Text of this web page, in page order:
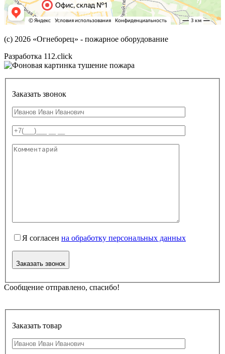
(с) 2026 «Огнеборец» - пожарное оборудование
Разработка 112.click
Заказать звонок
Я согласен на обработку персональных данных
Заказать звонок
Сообщение отправлено, спасибо!
Заказать товар